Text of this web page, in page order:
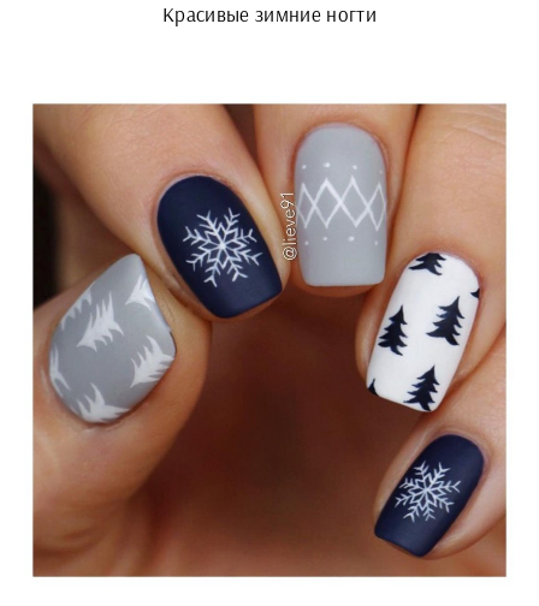
Красивые зимние ногти